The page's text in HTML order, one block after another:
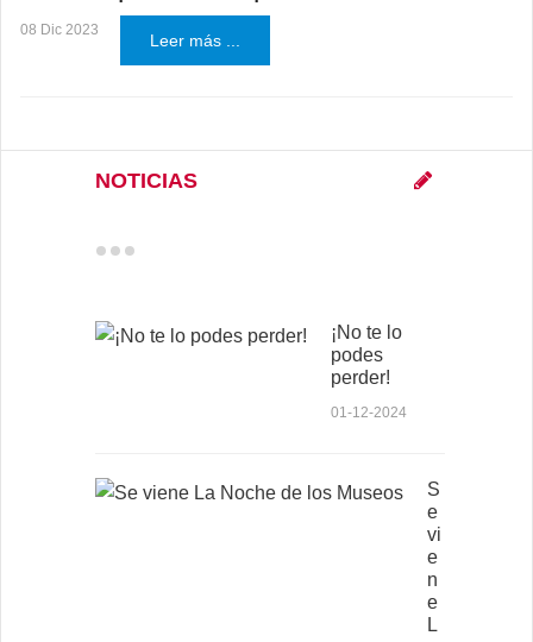
08 Dic 2023
Leer más ...
NOTICIAS
¡No te lo
podes
perder!
01-12-2024
S
e
vi
e
n
e
L